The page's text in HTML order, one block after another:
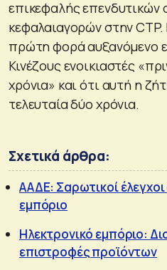
επικεφαλής επενδυτικών
κεφαλαιαγορών στην
πρώτη φορά αυξανόμενο
Κινέζους ενοικιαστές
χρόνια» και ότι αυτή η
τελευταία δύο χρόνια.
Σχετικά άρθρα:
ΑΑΔΕ: Σαρωτικοί
εμπόριο
Ηλεκτρονικό εμπόριο:
επιστροφές προϊόντων